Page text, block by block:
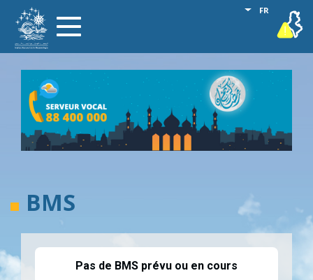
contenu
Toggle
navigation
FR
Lister les
vigilance
BMS
Pas de BMS prévu ou en cours